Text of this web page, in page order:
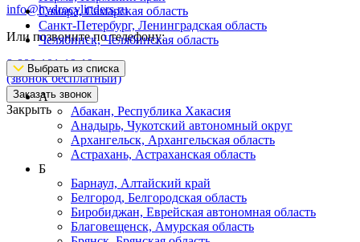
info@hydrocylinders.ru
Или позвоните по телефону:
8-800-101-19-19
(звонок бесплатный)
Заказать звонок
Закрыть
Самара, Самарская область
Санкт-Петербург, Ленинградская область
Челябинск, Челябинская область
Выбрать из списка
А
Абакан, Республика Хакасия
Анадырь, Чукотский автономный округ
Архангельск, Архангельская область
Астрахань, Астраханская область
Б
Барнаул, Алтайский край
Белгород, Белгородская область
Биробиджан, Еврейская автономная область
Благовещенск, Амурская область